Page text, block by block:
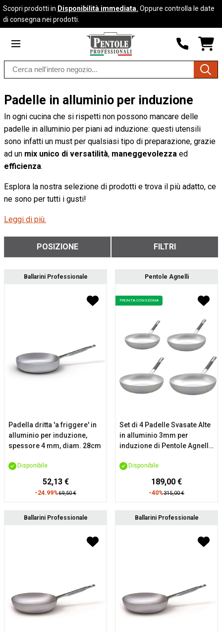
Skip to
content
Scopri prodotti in Disponibilità immediata. Oppure controlla le date
di consegna nei prodotti.
0
Search
products
Padelle in alluminio per induzione
In ogni cucina che si rispetti non possono mancare delle
padelle in alluminio per piani ad induzione: questi utensili
sono infatti un must per qualsiasi tipo di preparazione, grazie
ad un mix unico di versatilità, maneggevolezza ed
efficienza.
Esplora la nostra selezione di prodotti e trova il più adatto, ce
ne sono per tutti i gusti!
Leggi di più.
POSIZIONE
Go to
filters
Ballarini Professionale
Padella dritta 'a friggere' in
alluminio per induzione,
spessore 4 mm, diam. 28cm
Disponibile
52,13 €
69,50 €
-24.99%
PRONTA CONSEGNA
Pentole Agnelli
Set di 4 Padelle Svasate Alte
in alluminio 3mm per
induzione di Pentole Agnelli,
Disponibile
189,00 €
315,00 €
-40%
Ballarini Professionale Ballarini Professionale
FILTRI